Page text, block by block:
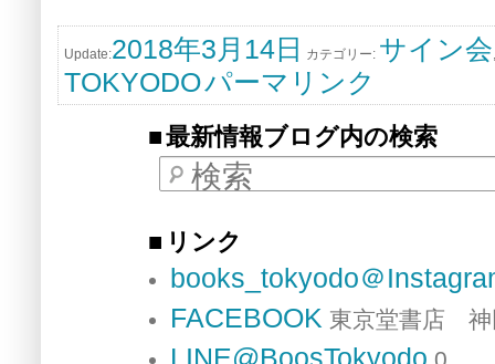
Update:2018年3月14日 カテゴリー: サイン会
TOKYODOパーマリンク
最新情報ブログ内の検索
検索
リンク
books_tokyodo＠
FACEBOOK 東京堂書店 神
LINE@BoosTokyodo